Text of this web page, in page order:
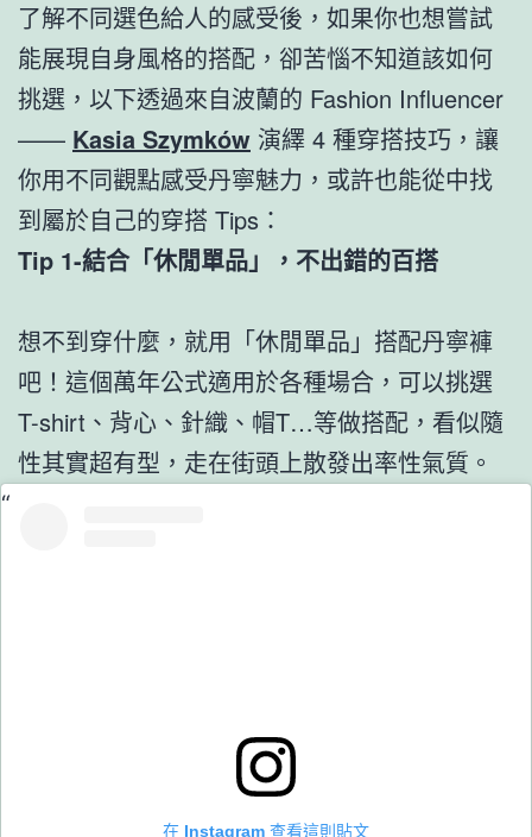
了解不同選色給人的感受後，如果你也想嘗試
能展現自身風格的搭配，卻苦惱不知道該如何
挑選，以下透過來自波蘭的 Fashion Influencer
—— Kasia Szymków 演繹 4 種穿搭技巧，讓
你用不同觀點感受丹寧魅力，或許也能從中找
到屬於自己的穿搭 Tips：
Tip 1-結合「休閒單品」， 不出錯的百搭
想不到穿什麼，就用「休閒單品」搭配丹寧褲
吧！這個萬年公式適用於各種場合，可以挑選
T-shirt、背心、針織、帽T…等做搭配，看似隨
性其實超有型，走在街頭上散發出率性氣質。
在 Instagram 查看這則貼文